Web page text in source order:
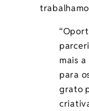
mais
para
grato